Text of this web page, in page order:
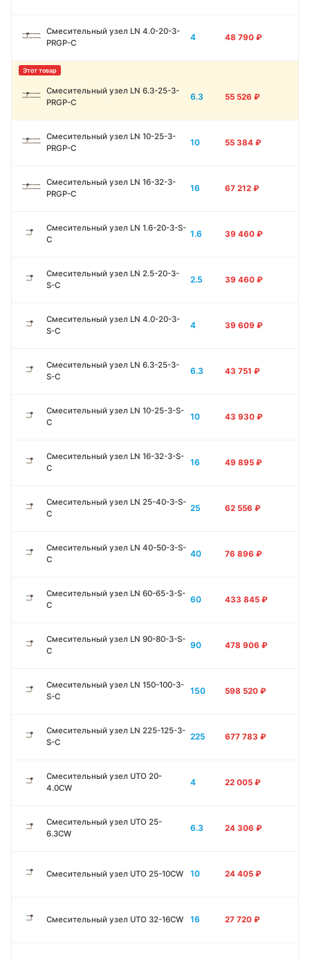
Смесительный узел LN 4.0-20-3-
PRGP-C
4 48 790 ₽
Смесительный узел LN 6.3-25-3-
PRGP-C
6.3 55 526 ₽
Смесительный узел LN 10-25-3-
PRGP-C
10 55 384 ₽
Смесительный узел LN 16-32-3-
PRGP-C
16 67 212 ₽
Смесительный узел LN 1.6-20-3-S-
C
1.6 39 460 ₽
Смесительный узел LN 2.5-20-3-
S-C
2.5 39 460 ₽
Смесительный узел LN 4.0-20-3-
S-C
4 39 609 ₽
Смесительный узел LN 6.3-25-3-
S-C
6.3 43 751 ₽
Смесительный узел LN 10-25-3-S-
C
10 43 930 ₽
Смесительный узел LN 16-32-3-S-
C
16 49 895 ₽
Смесительный узел LN 25-40-3-S-
C
25 62 556 ₽
Смесительный узел LN 40-50-3-S-
C
40 76 896 ₽
Смесительный узел LN 60-65-3-S-
C
60 433 845 ₽
Смесительный узел LN 90-80-3-S-
C
90 478 906 ₽
Смесительный узел LN 150-100-3-
S-C
150 598 520 ₽
Смесительный узел LN 225-125-3-
S-C
225 677 783 ₽
Смесительный узел UTO 20-
4.0CW
4 22 005 ₽
Смесительный узел UTO 25-
6.3CW
6.3 24 306 ₽
Смесительный узел UTO 25-10CW 10 24 405 ₽
Смесительный узел UTO 32-16CW 16 27 720 ₽